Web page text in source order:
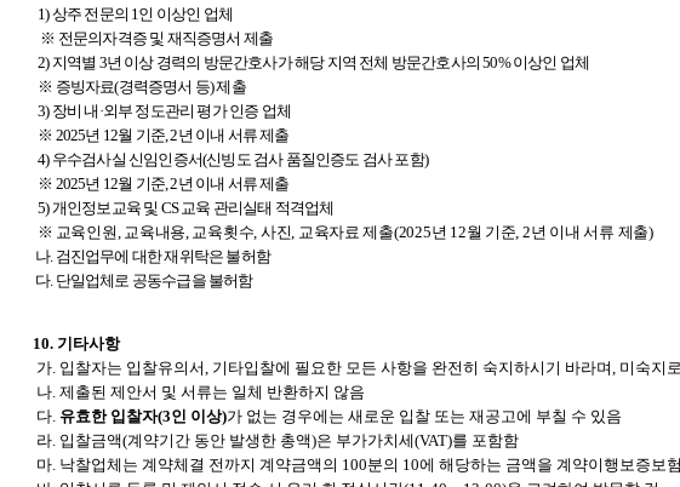
1)상주 전문의 1인 이상인 업체
※ 전문의자격증 및 재직증명서 제출
2) 지역별 3년 이상 경력의 방문간호사가 해당 지역 전체 방문간호사의 50% 이상인 업체
※ 증빙자료(경력증명서 등) 제출
3) 장비 내·외부 정도관리 평가 인증 업체
※ 2025년 12월 기준, 2년 이내 서류 제출
4) 우수검사실 신임인증서(신빙도 검사 품질인증도 검사 포함)
※ 2025년 12월 기준, 2년 이내 서류 제출
5) 개인정보교육 및 CS 교육 관리실태 적격업체
※ 교육인원, 교육내용, 교육횟수, 사진, 교육자료 제출(2025년 12월 기준, 2년 이내 서류 제출)
나. 검진업무에 대한 재위탁은 불허함
다. 단일업체로 공동수급을 불허함
10. 기타사항
가. 입찰자는 입찰유의서, 기타입찰에 필요한 모든 사항을 완전히 숙지하시기 바라며, 미숙지
나. 제출된 제안서 및 서류는 일체 반환하지 않음
다. 유효한 입찰자(3인 이상)가 없는 경우에는 새로운 입찰 또는 재공고에 부칠 수 있음
라. 입찰금액(계약기간 동안 발생한 총액)은 부가가치세(VAT)를 포함함
마. 낙찰업체는 계약체결 전까지 계약금액의 100분의 10에 해당하는 금액을 계약이행보증